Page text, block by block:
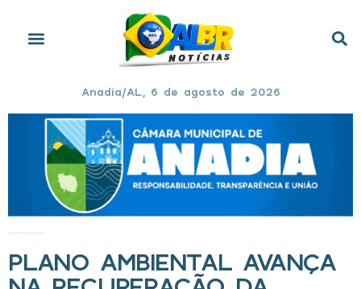
Anadia/AL, 6 de agosto de 2026
PLANO AMBIENTAL AVANÇA